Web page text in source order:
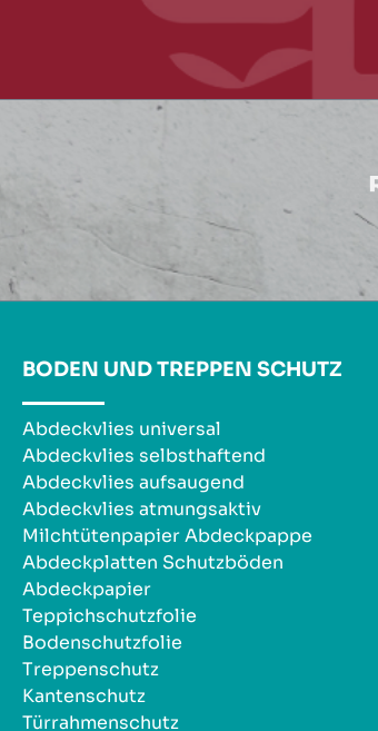
BODEN UND TREPPEN SCHUTZ
Abdeckvlies universal
Abdeckvlies selbsthaftend
Abdeckvlies aufsaugend
Abdeckvlies atmungsaktiv
Milchtütenpapier Abdeckpappe
Abdeckplatten Schutzböden
Abdeckpapier
Teppichschutzfolie
Bodenschutzfolie
Treppenschutz
Kantenschutz
Türrahmenschutz